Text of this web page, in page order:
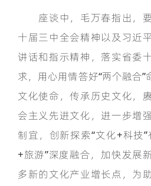
座谈中，毛万春指出，要
十届三中全会精神以及习近
讲话和指示精神，落实省委
求，用心用情答好“两个融合
文化使命，传承历史文化，
会主义先进文化，进一步增
制宜，创新探索“文化+科技
+旅游”深度融合，加快发展
多新的文化产业增长点，为